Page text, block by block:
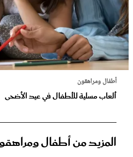
أطفال ومراهقون
ألعاب مسلية للأطفال في عيد الأضحى
المزيد من أطفال